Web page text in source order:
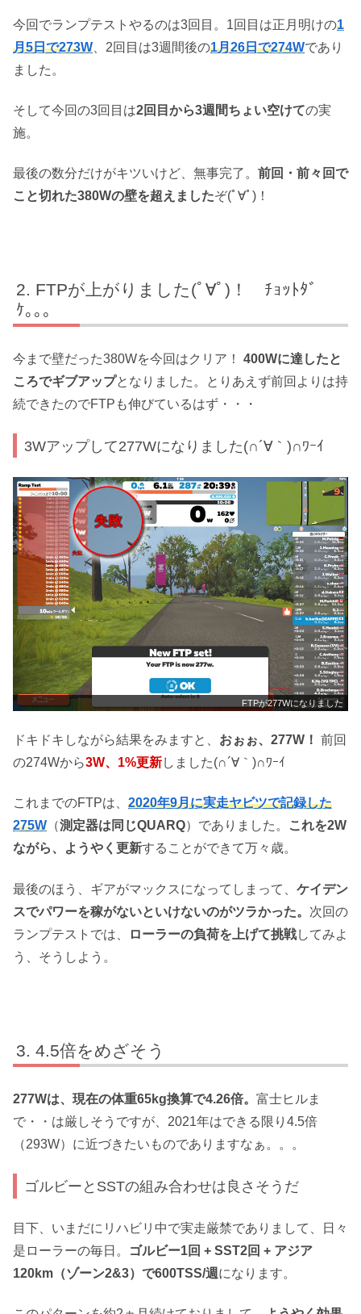
今回でランプテストやるのは3回目。1回目は正月明けの1
月5日で273W 、2回目は3週間後の1月26日で274Wであり
ました。
そして今回の3回目は2回目から3週間ちょい空けての実
施。
最後の数分だけがキツいけど、無事完了。 前回・前々回で
こと切れた380Wの壁を超えましたぞ(ﾟ∀ﾟ)！
FTPが上がりました(ﾟ∀ﾟ)！ ﾁｮｯﾄﾀﾞ
ｹ｡｡｡
今まで壁だった380Wを今回はクリア！ 400Wに達したと
ころでギブアップとなりました。とりあえず前回よりは持
続できたのでFTPも伸びているはず・・・
3Wアップして277Wになりました(∩´∀｀)∩ﾜｰｲ
FTPが277Wになりました
ドキドキしながら結果をみますと、 おぉぉ、277W！ 前回
の274Wから3W、1%更新しました(∩´∀｀)∩ﾜｰｲ
これまでのFTPは、 2020年9月に実走ヤビツで記録した
275W （測定器は同じQUARQ）でありました。
これを2W
ながら、ようやく更新することができて万々歳。
最後のほう、ギアがマックスになってしまって、 ケイデン
スでパワーを稼がないといけないのがツラかった。 次回の
ランプテストでは、
ローラーの負荷を上げて挑戦してみよ
う、そうしよう。
4.5倍をめざそう
277Wは、現在の体重65kg換算で4.26倍。 富士ヒルま
で・・は厳しそうですが、2021年はできる限り4.5倍
（293W）に近づきたいものでありますなぁ。。。
ゴルビーとSSTの組み合わせは良さそうだ
目下、いまだにリハビリ中で実走厳禁でありまして、日々
是ローラーの毎日。
ゴルビー1回 + SST2回 + アジア
120km（ゾーン2&3）で600TSS/週 になります。